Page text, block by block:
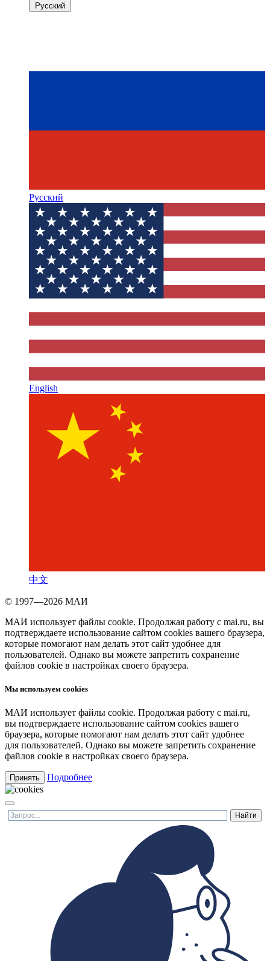
Русский
Русский
English
中文
© 1997—2026 МАИ
МАИ использует файлы cookie. Продолжая работу с mai.ru, вы
подтверждаете использование сайтом cookies вашего браузера,
которые помогают нам делать этот сайт удобнее для
пользователей. Однако вы можете запретить сохранение
файлов cookie в настройках своего браузера.
Мы используем cookies
МАИ использует файлы cookie. Продолжая работу с mai.ru,
вы подтверждаете использование сайтом cookies вашего
браузера, которые помогают нам делать этот сайт удобнее
для пользователей. Однако вы можете запретить сохранение
файлов cookie в настройках своего браузера.
Принять Подробнее